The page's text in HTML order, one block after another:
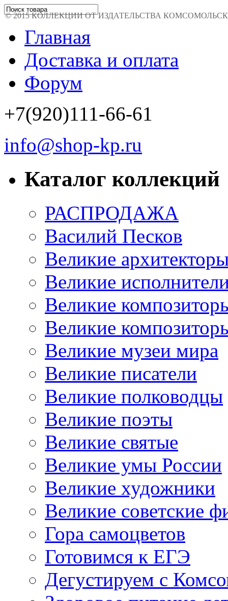
Главная
Доставка и оплата
Форум
+7(920)111-66-61
info@shop-kp.ru
Каталог коллекций
РАСПРОДАЖА
Василий Песков
Великие
Великие
Великие
Великие
Великие музеи мира
Великие писатели
Великие полководцы
Великие поэты
Великие святые
Великие умы России
Великие художники
Великие советские
Гора самоцветов
Готовимся к ЕГЭ
Дегустируем с
© 2015 КОЛЛЕКЦИИ ОТ ИЗДАТЕЛЬСТВА